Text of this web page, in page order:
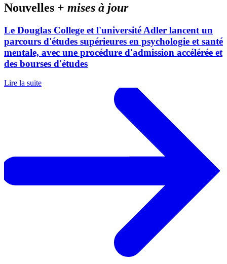
Nouvelles + mises à jour
Le Douglas College et l'université Adler lancent un
parcours d'études supérieures en psychologie et santé
mentale, avec une procédure d'admission accélérée et
des bourses d'études
Lire la suite